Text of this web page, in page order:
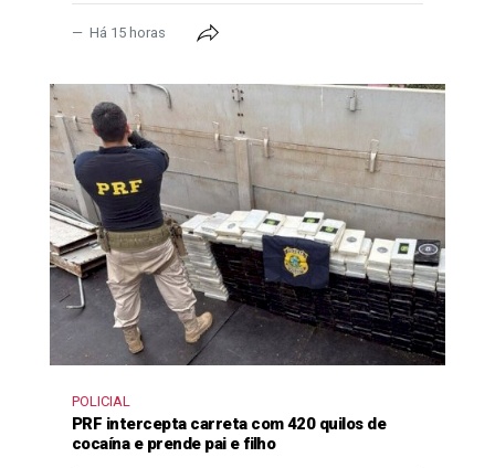
Há 15 horas
POLICIAL
PRF intercepta carreta com 420 quilos de
cocaína e prende pai e filho